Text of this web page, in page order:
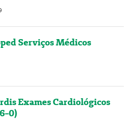
Serviços Médicos
Exames Cardiológicos
0)